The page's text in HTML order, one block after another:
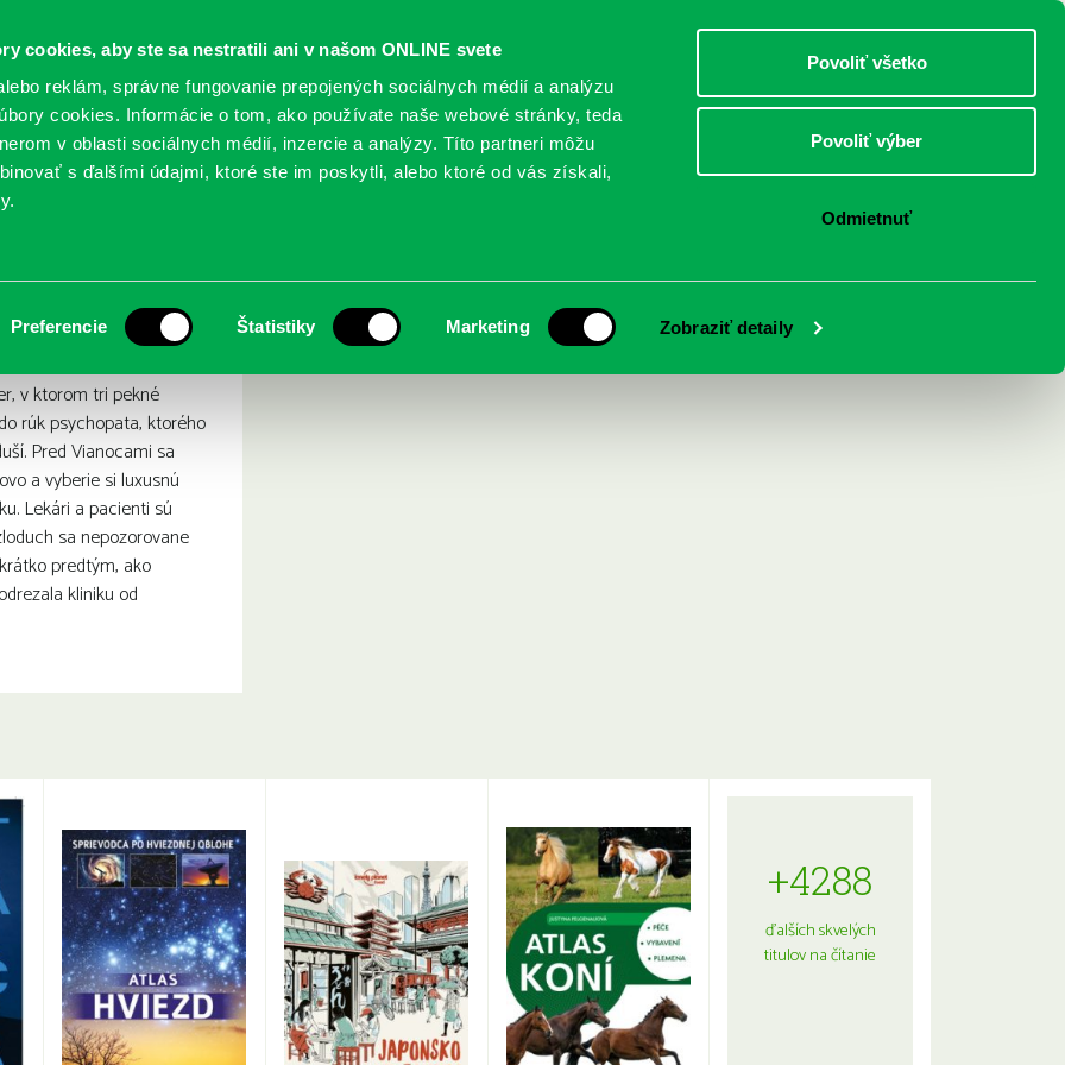
cookies, aby ste sa nestratili ani v našom ONLINE svete
reklám, správne fungovanie prepojených sociálnych médií a analýzu
cookies. Informácie o tom, ako používate naše webové stránky, teda
v oblasti sociálnych médií, inzercie a analýzy. Títo partneri môžu
s ďalšími údajmi, ktoré ste im poskytli, alebo ktoré od vás získali,
Preferencie Štatistiky Marketing Zobraziť detaily
Povoliť všetko
Povoliť výber
Odmietnuť
DOSPELÍ
SLUŽBY PODUJATIA POBOČKY O KNIŽNICI
duší
v ktorom tri pekné
rúk psychopata, ktorého
Pred Vianocami sa
a vyberie si luxusnú
Lekári a pacienti sú
sa nepozorovane
predtým, ako
kliniku od
+4288
ďalších skvelých
titulov na čítanie